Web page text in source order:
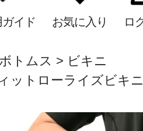
イド お気に入り ロ
トムス
ビキニ
ットローライズビキ